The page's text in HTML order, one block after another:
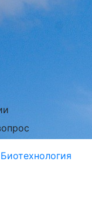
Биотехнология